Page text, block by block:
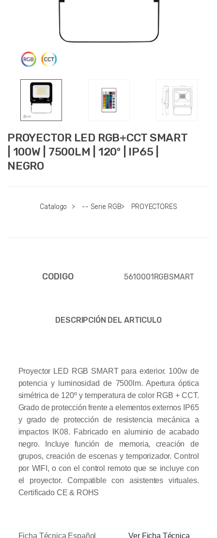
PROYECTOR LED RGB+CCT SMART
| 100W | 7500LM | 120º | IP65 |
NEGRO
Catalogo > -- Serie RGB> PROYECTORES
CODIGO 5610001RGBSMART
DESCRIPCIÓN DEL ARTICULO
Proyector LED RGB SMART para exterior. 100w de
potencia y luminosidad de 7500lm. Apertura óptica
simétrica de 120º y temperatura de color RGB + CCT.
Grado de protección frente a elementos externos IP65
y grado de protección de resistencia mecánica a
impactos IK08. Fabricado en aluminio de acabado
negro. Incluye función de memoria, creación de
grupos, creación de escenas y temporizador. Control
por WIFI, o con el control remoto que se incluye con
el proyector. Compatible con asistentes virtuales.
Certificado CE & ROHS
Ficha Técnica Español Ver Ficha Técnica